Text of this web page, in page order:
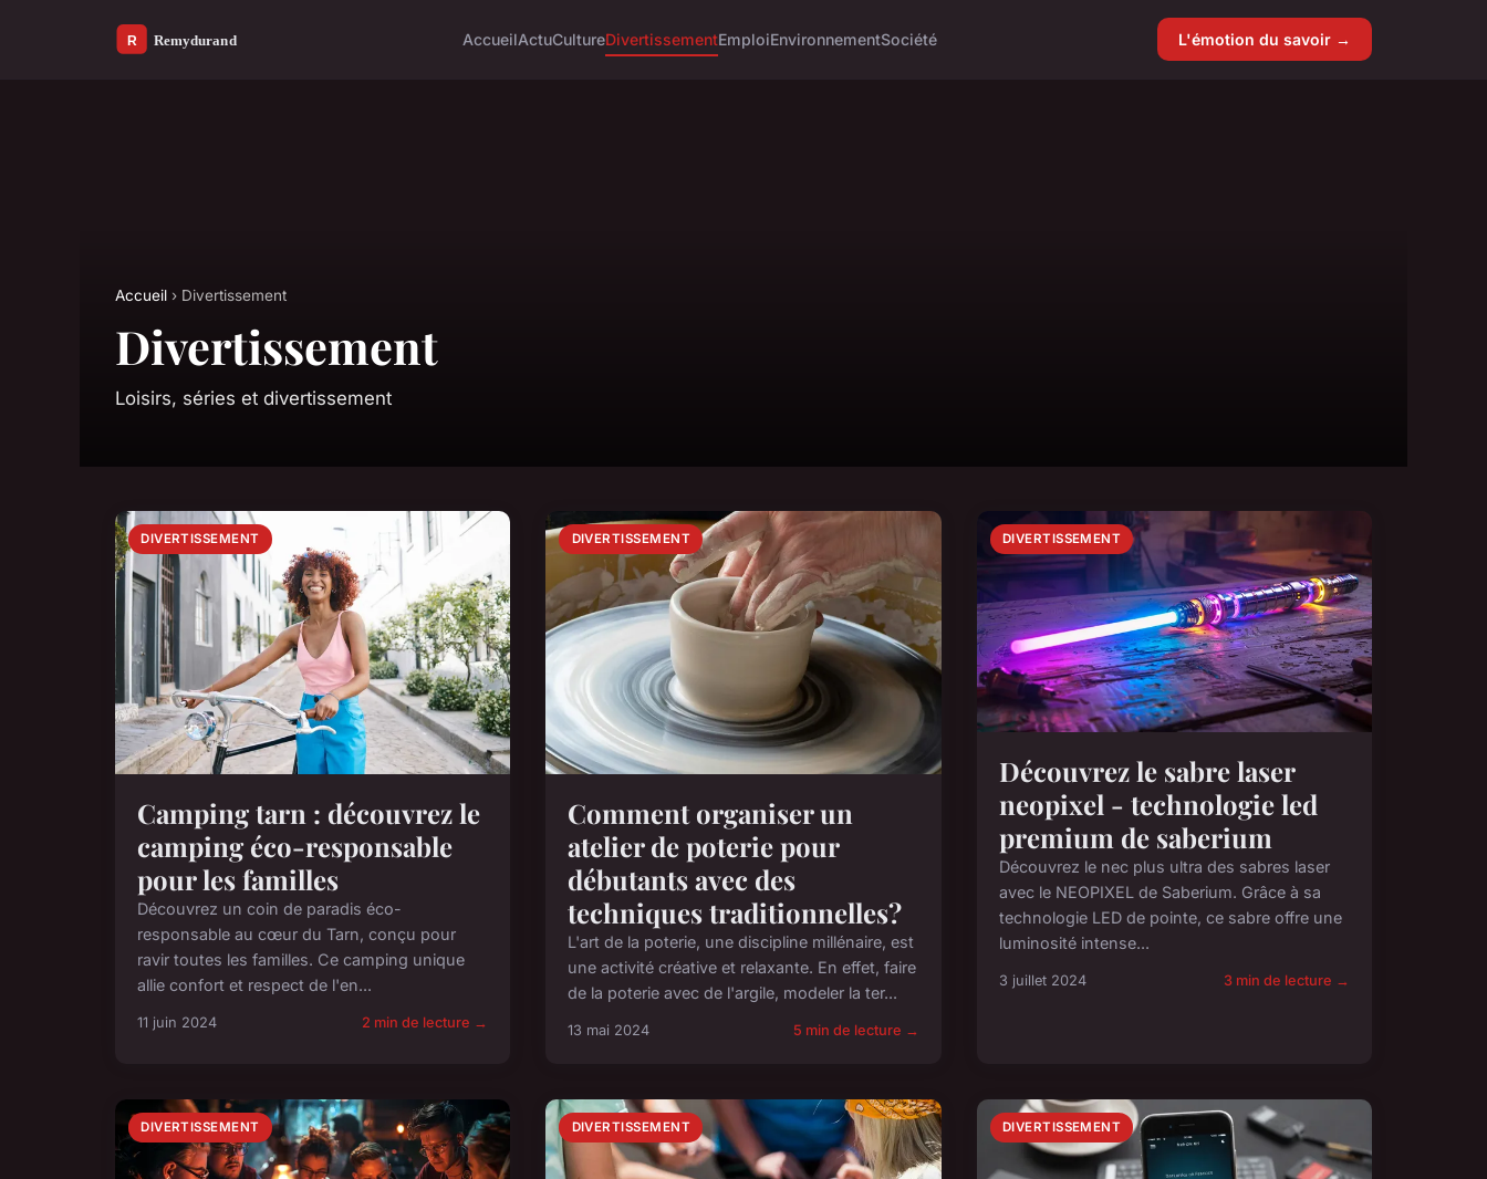
AccueilActuCultureDivertissementEmploiEnvironnementSociété L'émotion du savoir →
Accueil › Divertissement
Divertissement
Loisirs, séries et divertissement
DIVERTISSEMENT
Camping tarn : découvrez le
camping éco-responsable
pour les familles
Découvrez un coin de paradis éco-
responsable au cœur du Tarn, conçu pour
ravir toutes les familles. Ce camping unique
allie confort et respect de l'en...
11 juin 2024 2 min de lecture →
DIVERTISSEMENT
Comment organiser un
atelier de poterie pour
débutants avec des
techniques traditionnelles?
L'art de la poterie, une discipline millénaire, est
une activité créative et relaxante. En effet, faire
de la poterie avec de l'argile, modeler la ter...
13 mai 2024 5 min de lecture →
DIVERTISSEMENT
Découvrez le sabre laser
neopixel - technologie led
premium de saberium
Découvrez le nec plus ultra des sabres laser
avec le NEOPIXEL de Saberium. Grâce à sa
technologie LED de pointe, ce sabre offre une
luminosité intense...
3 juillet 2024 3 min de lecture →
DIVERTISSEMENT DIVERTISSEMENT DIVERTISSEMENT